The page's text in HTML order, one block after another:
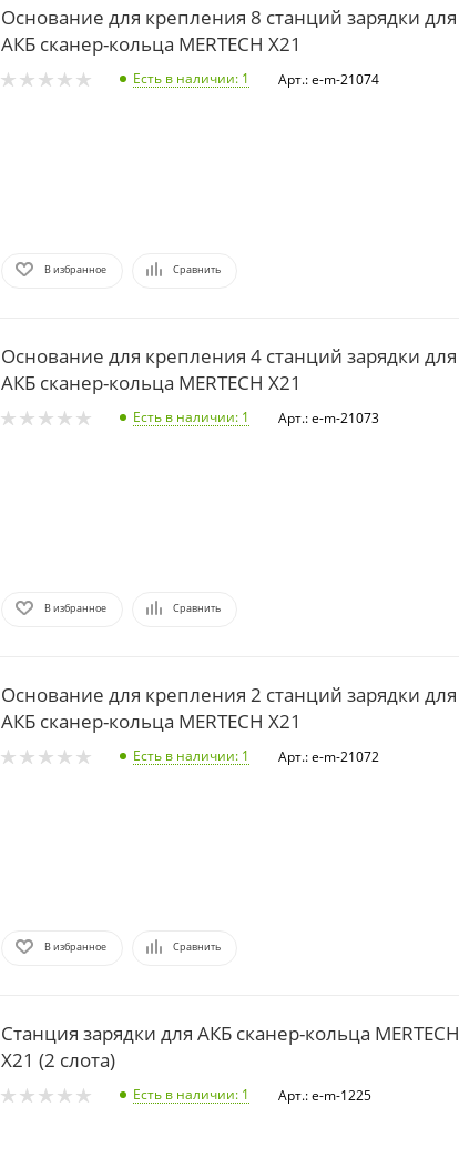
Основание для крепления 8 станций зарядки для
АКБ сканер-кольца MERTECH X21
Есть в наличии: 1 Арт.: e-m-21074
В избранное Сравнить
Основание для крепления 4 станций зарядки для
АКБ сканер-кольца MERTECH X21
Есть в наличии: 1 Арт.: e-m-21073
В избранное Сравнить
Основание для крепления 2 станций зарядки для
АКБ сканер-кольца MERTECH X21
Есть в наличии: 1 Арт.: e-m-21072
В избранное Сравнить
Станция зарядки для АКБ сканер-кольца MERTECH
X21 (2 слота)
Есть в наличии: 1 Арт.: e-m-1225